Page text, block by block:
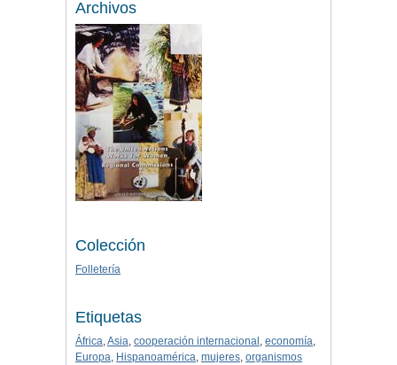
Archivos
Colección
Folletería
Etiquetas
África,Asia, cooperación internacional , economía,
Europa, Hispanoamérica, mujeres, organismos